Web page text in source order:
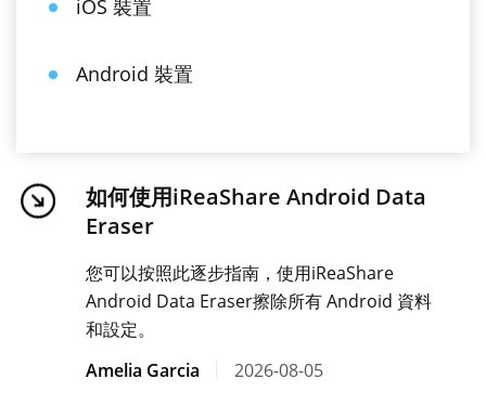
iOS 裝置
Android 裝置
如何使用iReaShare Android Data
Eraser
您可以按照此逐步指南，使用iReaShare
Android Data Eraser擦除所有 Android 資料
和設定。
Amelia Garcia
2026-08-05